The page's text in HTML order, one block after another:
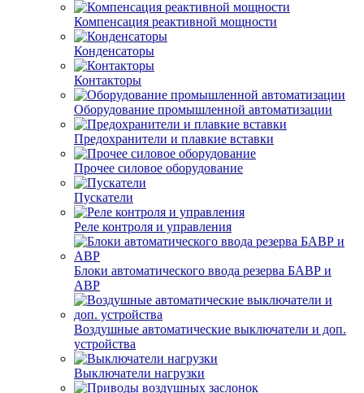
Компенсация реактивной мощности
Конденсаторы
Контакторы
Оборудование промышленной автоматизации
Предохранители и плавкие вставки
Прочее силовое оборудование
Пускатели
Реле контроля и управления
Блоки автоматического ввода резерва БАВР и
АВР
Воздушные автоматические выключатели и доп.
устройства
Выключатели нагрузки